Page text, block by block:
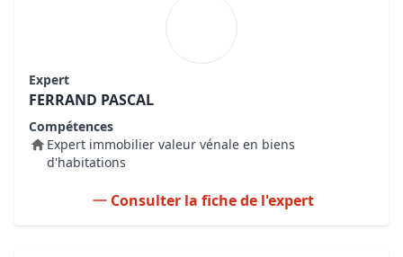
Expert
FERRAND PASCAL
Compétences
Expert immobilier valeur vénale en biens
d'habitations
Consulter la fiche de l'expert